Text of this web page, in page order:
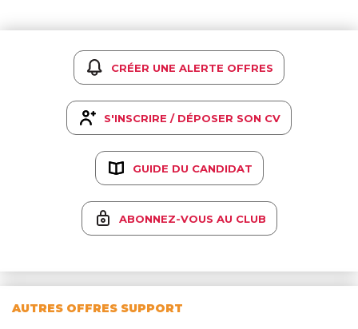
CRÉER UNE ALERTE OFFRES
S'INSCRIRE / DÉPOSER SON CV
GUIDE DU CANDIDAT
ABONNEZ-VOUS AU CLUB
AUTRES OFFRES SUPPORT